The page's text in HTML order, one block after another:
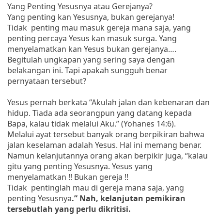
Yang Penting Yesusnya atau Gerejanya?
Yang penting kan Yesusnya, bukan gerejanya!
Tidak penting mau masuk gereja mana saja, yang
penting percaya Yesus kan masuk surga. Yang
menyelamatkan kan Yesus bukan gerejanya….
Begitulah ungkapan yang sering saya dengan
belakangan ini. Tapi apakah sungguh benar
pernyataan tersebut?
Yesus pernah berkata “Akulah jalan dan kebenaran dan
hidup. Tiada ada seorangpun yang datang kepada
Bapa, kalau tidak melalui Aku.” (Yohanes 14:6).
Melalui ayat tersebut banyak orang berpikiran bahwa
jalan keselaman adalah Yesus. Hal ini memang benar.
Namun kelanjutannya orang akan berpikir juga, “kalau
gitu yang penting Yesusnya. Yesus yang
menyelamatkan !! Bukan gereja !!
Tidak pentinglah mau di gereja mana saja, yang
penting Yesusnya.” Nah, kelanjutan pemikiran
tersebutlah yang perlu dikritisi.